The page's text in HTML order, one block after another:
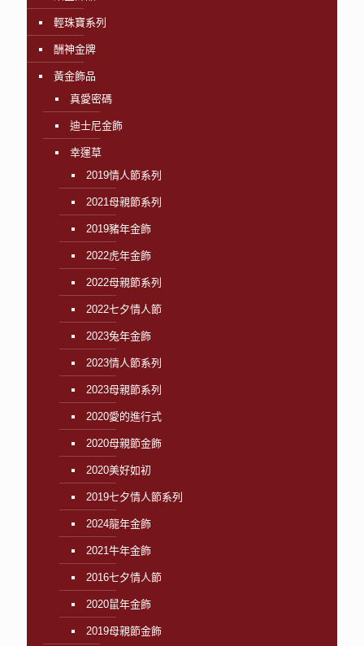
輕珠寶系列
酬神金牌
黃金飾品
真愛密碼
迪士尼金飾
幸運草
2019情人節系列
2021母親節系列
2019豬年金飾
2022虎年金飾
2022母親節系列
2022七夕情人節
2023兔年金飾
2023情人節系列
2023母親節系列
2020愛的進行式
2020母親節金飾
2020美好如初
2019七夕情人節系列
2024龍年金飾
2021牛年金飾
2016七夕情人節
2020鼠年金飾
2019母親節金飾